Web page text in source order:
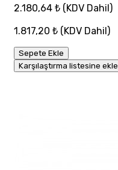
2.180,64 ₺ (KDV Dahil)
1.817,20 ₺ (KDV Dahil)
Sepete Ekle
Karşılaştırma listesine ekle